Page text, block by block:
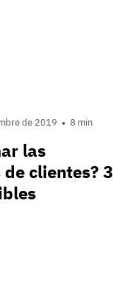
de 2019 8 min
las
clientes? 3